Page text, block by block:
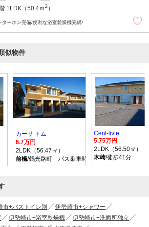
1LDK（50.4ｍ2 ）
ターホン完備/便利な浴室乾燥機完備/
似物件
カーサ トム
6.7万円
2LDK（56.47㎡）
前橋/鶴光路町 バス乗車時間16分 停歩15分
Cent-livie
5.75万円
2LDK（56.50㎡）
木崎/徒歩41分
市+バストイレ別
伊勢崎市+シャワー
伊勢崎市+浴室乾燥機
伊勢崎市+洗面所独立